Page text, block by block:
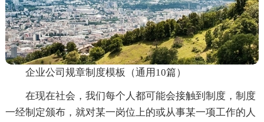
企业公司规章制度模板（通用10篇）
在现在社会，我们每个人都可能会接触到制度，制度
一经制定颁布，就对某一岗位上的或从事某一项工作的人